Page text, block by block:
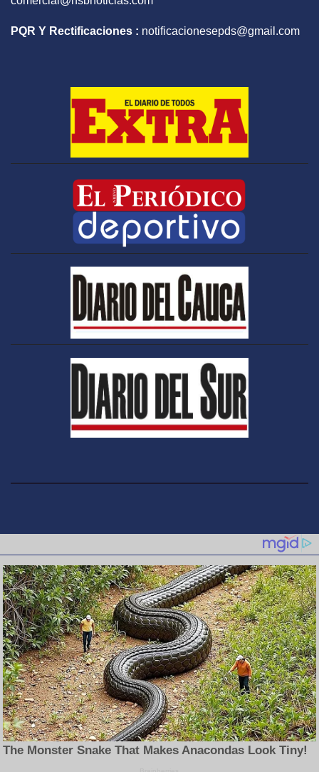
PQR Y Rectificaciones : notificacionesepds@gmail.com